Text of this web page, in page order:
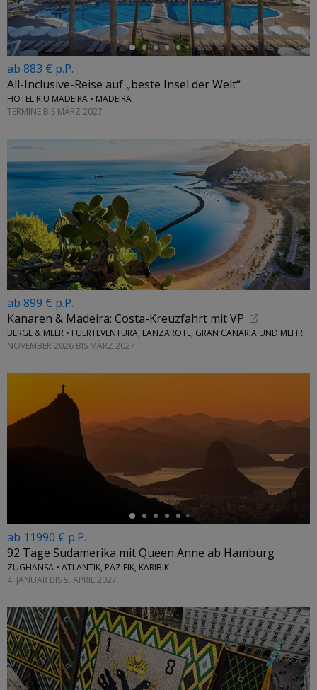
ab 883 € p.P.
All-Inclusive-Reise auf „beste Insel der Welt“
HOTEL RIU MADEIRA • MADEIRA
TERMINE BIS MÄRZ 2027
ab 899 € p.P.
Kanaren & Madeira: Costa-Kreuzfahrt mit VP
BERGE & MEER • FUERTEVENTURA, LANZAROTE, GRAN CANARIA UND MEHR
NOVEMBER 2026 BIS MÄRZ 2027
ab 11990 € p.P.
92 Tage Südamerika mit Queen Anne ab Hamburg
ZUGHANSA • ATLANTIK, PAZIFIK, KARIBIK
4. JANUAR BIS 5. APRIL 2027